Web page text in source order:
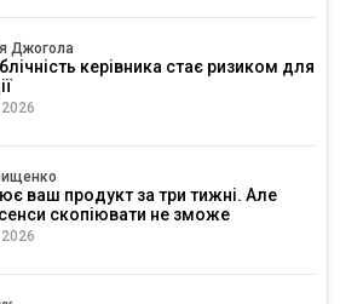
Джогола
керівника стає ризиком для
ваш продукт за три тижні. Але
скопіювати не зможе